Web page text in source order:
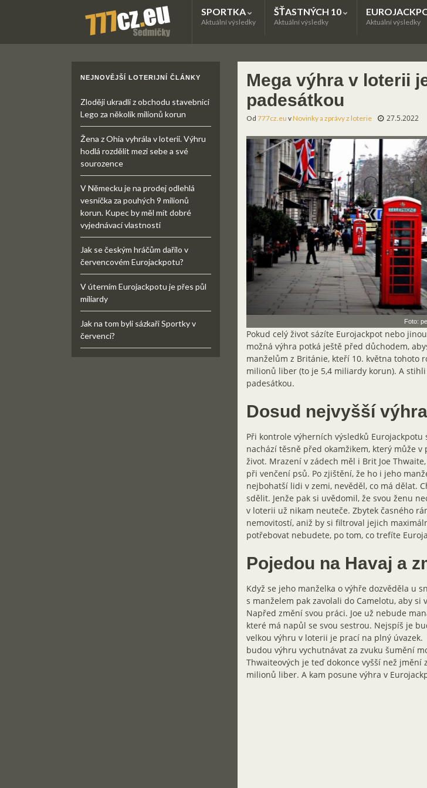
SPORTKA
Aktuální výsledky
ŠŤASTNÝCH 10
Aktuální výsledky Aktuální výsledky
Mega výhra v loterii
padesátkou
Od 777cz.eu vNovinky a zprávy z loterie 27.5.2022
Foto:
Pokud celý život sázíte Eurojackpot nebo
možná výhra potká ještě před důchodem,
manželům z Británie, kteří 10. května tohoto
milionů liber (to je 5,4 miliardy korun). A
padesátkou.
Dosud nejvyšší
Při kontrole výherních výsledků
nachází těsně před okamžikem, který může
život. Mrazení v zádech měl i Brit Joe
při venčení psů. Po zjištění, že ho i jeho
nejbohatší lidi v zemi, nevěděl, co má dělat.
sdělit. Jenže pak si uvědomil, že svou ženu
v loterii už nikam neuteče. Zbytek časného
nemovitostí, aniž by si filtroval jejich
potřebovat nebudete, po tom, co trefíte
Pojedou na Havaj a
Když se jeho manželka o výhře dozvěděla u
s manželem pak zavolali do Camelotu, aby
Napřed změní svou práci. Joe už nebude
které má napůl se svou sestrou. Nejspíš je
velkou výhru v loterii je prací na plný
budou výhru vychutnávat za zvuku šumění
Thwaiteových je teď dokonce vyšší než jmění
milionů liber. A kam posune výhra v
NEJNOVĚJŠÍ LOTERIJNÍ ČLÁNKY
Zloději ukradli z obchodu stavebnici
Lego za několik milionů korun
Žena z Ohia vyhrála v loterii. Výhru
hodlá rozdělit mezi sebe a své
sourozence
V Německu je na prodej odlehlá
vesnička za pouhých 9 milionů
korun. Kupec by měl mít dobré
vyjednávací vlastnosti
Jak se českým hráčům dařilo v
červencovém Eurojackpotu?
V úterním Eurojackpotu je přes půl
miliardy
Jak na tom byli sázkaři Sportky v
červenci?